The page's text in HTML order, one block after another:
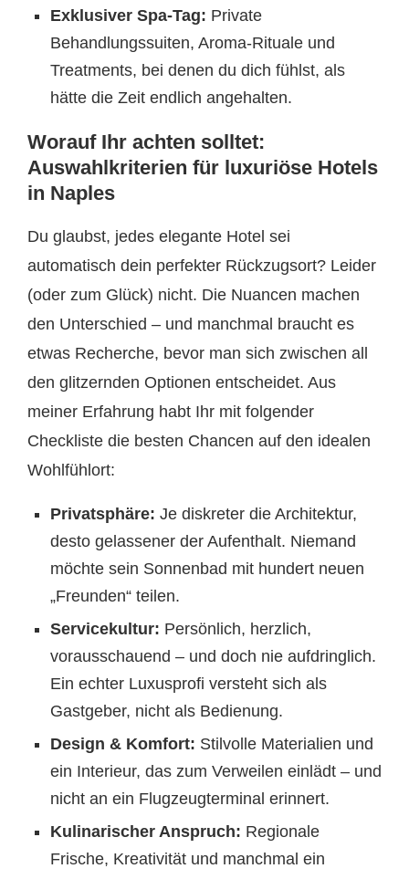
Exklusiver Spa-Tag: Private
Behandlungssuiten, Aroma-Rituale und
Treatments, bei denen du dich fühlst, als
hätte die Zeit endlich angehalten.
Worauf Ihr achten solltet:
Auswahlkriterien für luxuriöse Hotels
in Naples
Du glaubst, jedes elegante Hotel sei
automatisch dein perfekter Rückzugsort? Leider
(oder zum Glück) nicht. Die Nuancen machen
den Unterschied – und manchmal braucht es
etwas Recherche, bevor man sich zwischen all
den glitzernden Optionen entscheidet. Aus
meiner Erfahrung habt Ihr mit folgender
Checkliste die besten Chancen auf den idealen
Wohlfühlort:
Privatsphäre: Je diskreter die Architektur,
desto gelassener der Aufenthalt. Niemand
möchte sein Sonnenbad mit hundert neuen
„Freunden“ teilen.
Servicekultur: Persönlich, herzlich,
vorausschauend – und doch nie aufdringlich.
Ein echter Luxusprofi versteht sich als
Gastgeber, nicht als Bedienung.
Design & Komfort: Stilvolle Materialien und
ein Interieur, das zum Verweilen einlädt – und
nicht an ein Flugzeugterminal erinnert.
Kulinarischer Anspruch: Regionale
Frische, Kreativität und manchmal ein